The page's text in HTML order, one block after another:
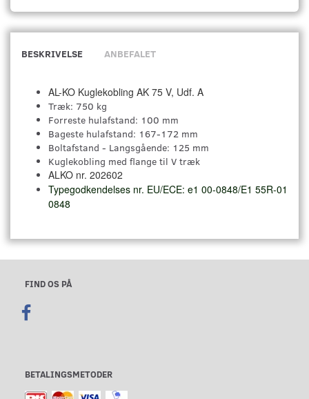
BESKRIVELSE ANBEFALET
AL-KO Kuglekobling AK 75 V, Udf. A
Træk: 750 kg
Forreste hulafstand: 100 mm
Bageste hulafstand: 167-172 mm
Boltafstand - Langsgående: 125 mm
Kuglekobling med flange til V træk
ALKO nr. 202602
Typegodkendelses nr. EU/ECE: e1 00-0848/E1 55R-01
0848
FIND OS PÅ
BETALINGSMETODER